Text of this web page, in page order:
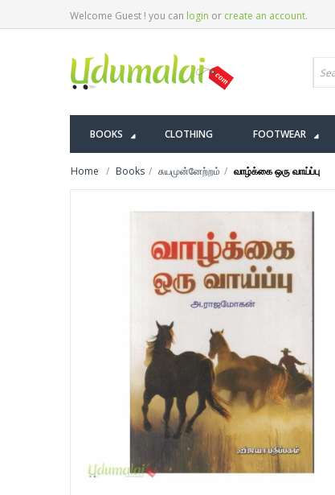
Welcome Guest ! you can login or create an account.
BOOKS CLOTHING FOOTWEAR
Home Books சுயமுன்னேற்றம் வாழ்க்கை ஒரு வாய்ப்பு